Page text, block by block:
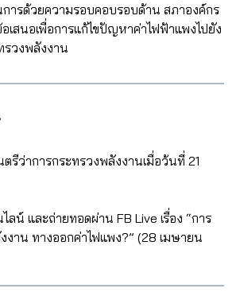
การด้วยความรอบคอบรอบด้าน สภาองค์กร
เสนอเพื่อการแก้ไขปัญหาค่าไฟฟ้าแพงไปยัง
รวงพลังงาน
รีว่าการกระทรวงพลังงานเมื่อว้นที่ 21
ลน์ และถ่ายทอดผ่าน FB Live เรื่อง “การ
าน ทางออกค่าไฟแพง?” (28 เมษายน